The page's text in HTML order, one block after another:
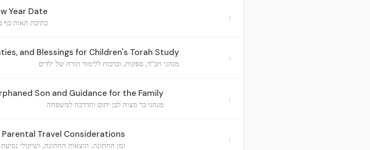
Year Date
כתיבת האות ›
and Blessings for Children's Torah Study
מנהגי חב"ד, ספקות, וברכות ללימוד תורה של ילדים ›
Son and Guidance for the Family
מנהגי בר מצוה לבן יתום והדרכה למשפחה ›
Travel Considerations
זמן החתונה, הוצאות החתונה, ושיקולי ›